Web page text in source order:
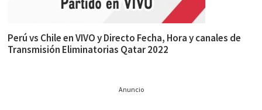
Perú vs Chile en VIVO y Directo Fecha, Hora y canales de
Transmisión Eliminatorias Qatar 2022
Anuncio